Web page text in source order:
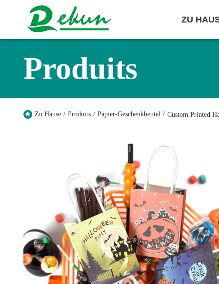
ZU
Produits
Zu Hause / Produits / Papier-Geschenkbeutel / Custom Printed